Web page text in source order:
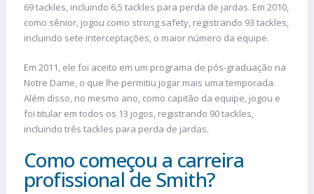
69 tackles, incluindo 6,5 tackles para perda de jardas. Em 2010,
como sênior, jogou como strong safety, registrando 93 tackles,
incluindo sete interceptações, o maior número da equipe.
Em 2011, ele foi aceito em um programa de pós-graduação na
Notre Dame, o que lhe permitiu jogar mais uma temporada.
Além disso, no mesmo ano, como capitão da equipe, jogou e
foi titular em todos os 13 jogos, registrando 90 tackles,
incluindo três tackles para perda de jardas.
Como começou a carreira
profissional de Smith?